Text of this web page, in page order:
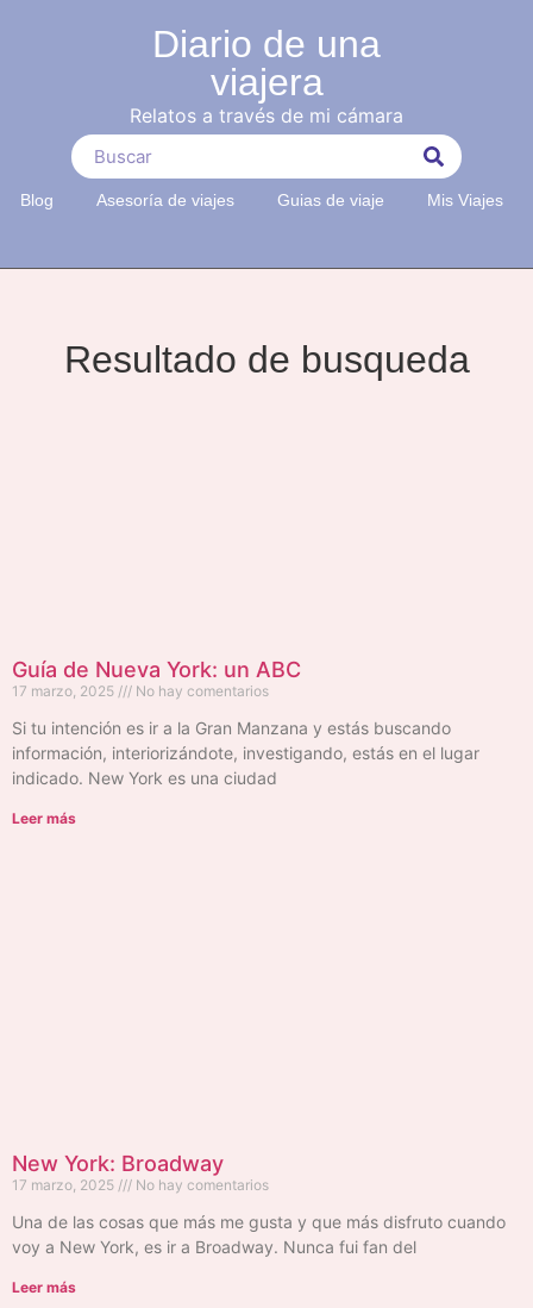
Diario de una
viajera
Relatos a través de mi cámara
Blog Asesoría de viajes Guias de viaje Mis Viajes
Resultado de busqueda
Guía de Nueva York: un ABC
17 marzo, 2025 No hay comentarios
Si tu intención es ir a la Gran Manzana y estás buscando
información, interiorizándote, investigando, estás en el lugar
indicado. New York es una ciudad
Leer más
New York: Broadway
17 marzo, 2025 No hay comentarios
Una de las cosas que más me gusta y que más disfruto cuando
voy a New York, es ir a Broadway. Nunca fui fan del
Leer más